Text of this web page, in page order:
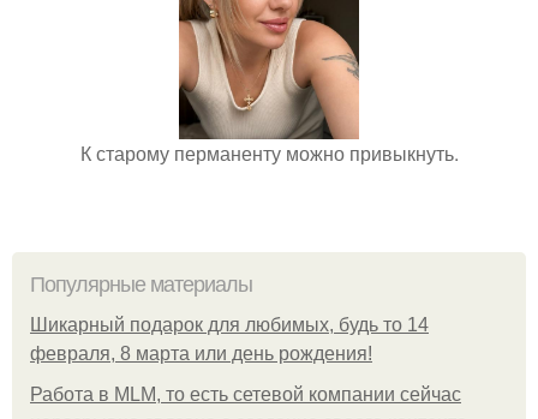
К старому перманенту можно привыкнуть.
Популярные материалы
Шикарный подарок для любимых, будь то 14
февраля, 8 марта или день рождения!
Работа в MLM, то есть сетевой компании сейчас